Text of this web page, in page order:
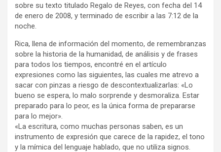
sobre su texto titulado Regalo de Reyes, con fecha del 14
de enero de 2008, y terminado de escribir a las 7:12 de la
noche.
Rica, llena de información del momento, de remembranzas
sobre la historia de la humanidad, de análisis y de frases
para todos los tiempos, encontré en el artículo
expresiones como las siguientes, las cuales me atrevo a
sacar con pinzas a riesgo de descontextualizarlas: «Lo
bueno se espera, lo malo sorprende y desmoraliza. Estar
preparado para lo peor, es la única forma de prepararse
para lo mejor».
«La escritura, como muchas personas saben, es un
instrumento de expresión que carece de la rapidez, el tono
y la mímica del lenguaje hablado, que no utiliza signos.